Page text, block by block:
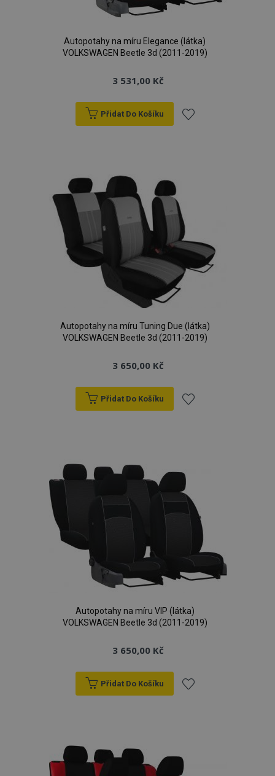
Autopotahy na míru Elegance (látka)
VOLKSWAGEN Beetle 3d (2011-2019)
3 531,00 Kč
Přidat Do Košíku
Autopotahy na míru Tuning Due (látka)
VOLKSWAGEN Beetle 3d (2011-2019)
3 650,00 Kč
Přidat Do Košíku
oblíbeným
Autopotahy na míru VIP (látka)
VOLKSWAGEN Beetle 3d (2011-2019)
3 650,00 Kč
Přidat Do Košíku
oblíbeným